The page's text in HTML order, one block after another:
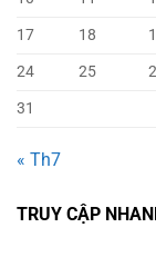
17
18
24
25
31
« Th7
TRUY CẬP